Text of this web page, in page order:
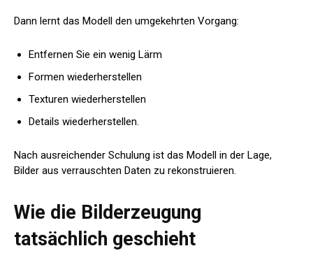
Dann lernt das Modell den umgekehrten Vorgang:
Entfernen Sie ein wenig Lärm
Formen wiederherstellen
Texturen wiederherstellen
Details wiederherstellen.
Nach ausreichender Schulung ist das Modell in der Lage,
Bilder aus verrauschten Daten zu rekonstruieren.
Wie die Bilderzeugung
tatsächlich geschieht